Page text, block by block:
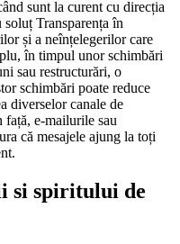
sunt la curent cu direcția
Transparența în
și a neînțelegerilor care
în timpul unor schimbări
sau restructurări, o
schimbări poate reduce
diverselor canale de
e-mailurile sau
că mesajele ajung la toți
si spiritului de